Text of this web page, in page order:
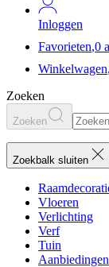
Inloggen
Favorieten,0
Winkelwagen,
Zoeken
Zoeken
Zoekbalk sluiten
Vloeren
Verlichting
Verf
Tuin
Aanbiedingen